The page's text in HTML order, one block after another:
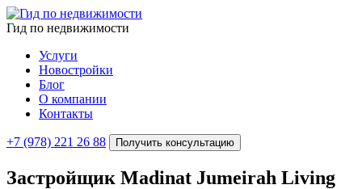
Гид по недвижимости
Услуги
Новостройки
Блог
О компании
Контакты
+7 (978) 221 26 88 Получить консультацию
Застройщик Madinat Jumeirah Living